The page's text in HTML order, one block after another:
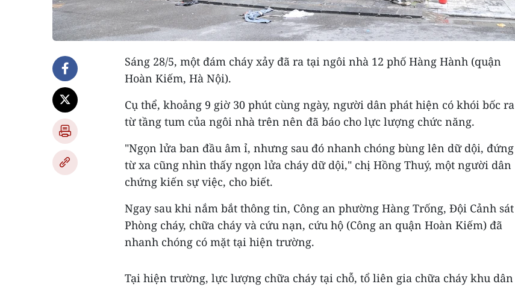
Sáng 28/5, một đám cháy xảy đã ra tại ngôi nhà 12 phố Hàng Hành (quận
Hoàn Kiếm, Hà Nội).
Cụ thể, khoảng 9 giờ 30 phút cùng ngày, người dân phát hiện có khói bốc ra
từ tầng tum của ngôi nhà trên nên đã báo cho lực lượng chức năng.
"Ngọn lửa ban đầu âm ỉ, nhưng sau đó nhanh chóng bùng lên dữ dội, đứng
từ xa cũng nhìn thấy ngọn lửa cháy dữ dội," chị Hồng Thuý, một người dân
chứng kiến sự việc, cho biết.
Ngay sau khi nắm bắt thông tin, Công an phường Hàng Trống, Đội Cảnh sát
Phòng cháy, chữa cháy và cứu nạn, cứu hộ (Công an quận Hoàn Kiếm) đã
nhanh chóng có mặt tại hiện trường.
Tại hiện trường, lực lượng chữa cháy tại chỗ, tổ liên gia chữa cháy khu dân